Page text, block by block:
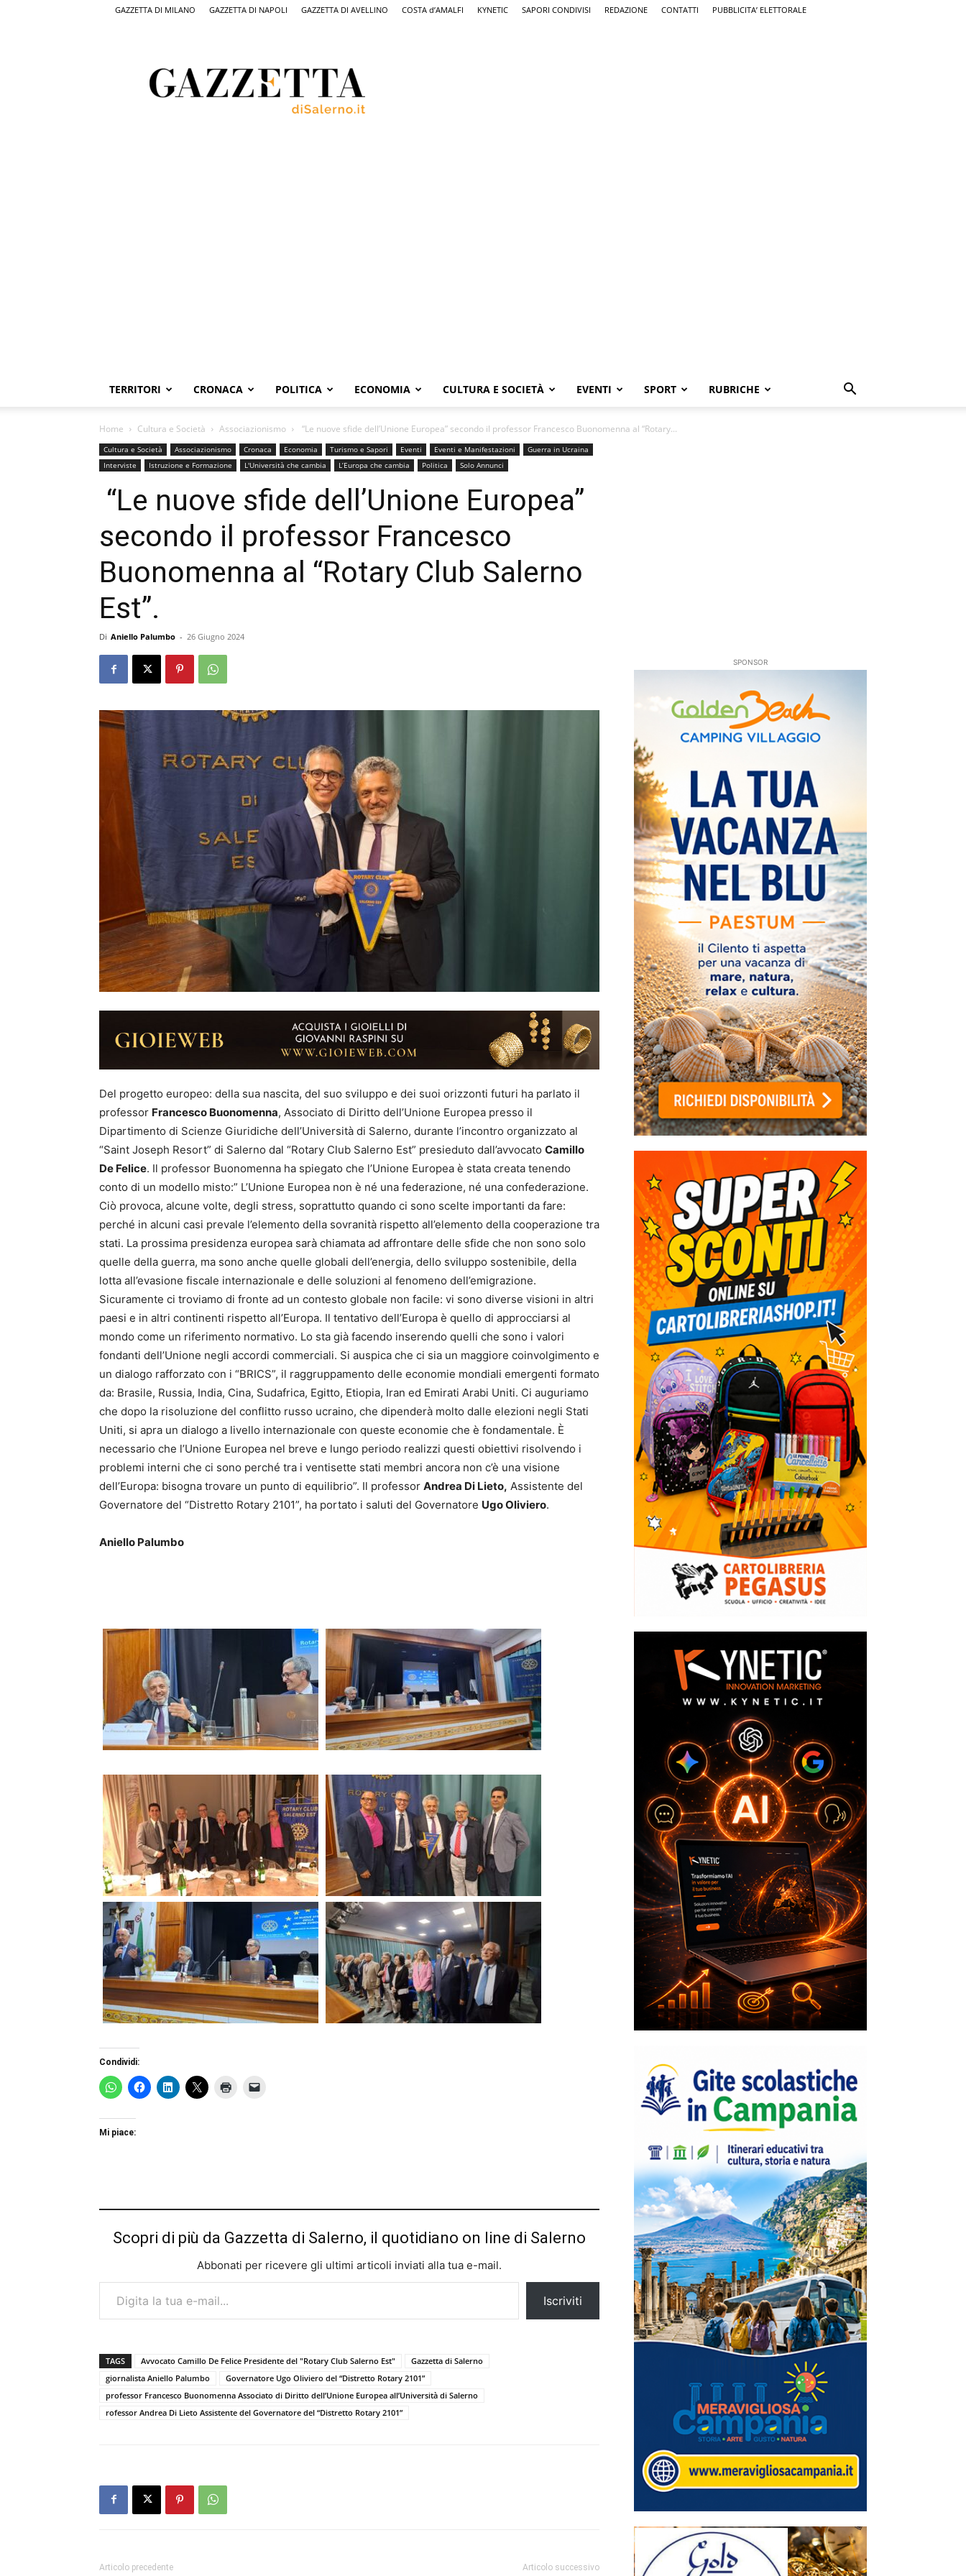
GAZZETTA DI MILANO GAZZETTA DI NAPOLI GAZZETTA DI AVELLINO COSTA d’AMALFI KYNETIC SAPORI CONDIVISI REDAZIONE CONTATTI PUBBLICITA’ ELETTORALE
Salerno,
il
quotidiano
TERRITORI CRONACA POLITICA ECONOMIA CULTURA E SOCIETÀ EVENTI SPORT RUBRICHE
Home Cultura e Società Associazionismo “Le nuove sfide dell’Unione Europea” secondo il professor Francesco Buonomenna al “Rotary...
Cultura e Società Associazionismo Cronaca Economia Turismo e Sapori Eventi Eventi e Manifestazioni
Guerra in Ucraina
Interviste
Istruzione e Formazione L'Università che cambia L’Europa che cambia Politica Solo Annunci
“Le nuove sfide dell’Unione Europea”
secondo il professor Francesco
Buonomenna al “Rotary Club Salerno
Est”.
Di Aniello Palumbo - 26 Giugno 2024
Del progetto europeo: della sua nascita, del suo sviluppo e dei suoi orizzonti futuri ha parlato il
professor Francesco Buonomenna, Associato di Diritto dell’Unione Europea presso il
Dipartimento di Scienze Giuridiche dell’Università di Salerno, durante l’incontro organizzato al
“Saint Joseph Resort” di Salerno dal “Rotary Club Salerno Est” presieduto dall’avvocato Camillo
De Felice. Il professor Buonomenna ha spiegato che l’Unione Europea è stata creata tenendo
conto di un modello misto:” L’Unione Europea non è né una federazione, né una confederazione.
Ciò provoca, alcune volte, degli stress, soprattutto quando ci sono scelte importanti da fare:
perché in alcuni casi prevale l’elemento della sovranità rispetto all’elemento della cooperazione tra
stati. La prossima presidenza europea sarà chiamata ad affrontare delle sfide che non sono solo
quelle della guerra, ma sono anche quelle globali dell’energia, dello sviluppo sostenibile, della
lotta all’evasione fiscale internazionale e delle soluzioni al fenomeno dell’emigrazione.
Sicuramente ci troviamo di fronte ad un contesto globale non facile: vi sono diverse visioni in altri
paesi e in altri continenti rispetto all’Europa. Il tentativo dell’Europa è quello di approcciarsi al
mondo come un riferimento normativo. Lo sta già facendo inserendo quelli che sono i valori
fondanti dell’Unione negli accordi commerciali. Si auspica che ci sia un maggiore coinvolgimento e
un dialogo rafforzato con i “BRICS”, il raggruppamento delle economie mondiali emergenti formato
da: Brasile, Russia, India, Cina, Sudafrica, Egitto, Etiopia, Iran ed Emirati Arabi Uniti. Ci auguriamo
che dopo la risoluzione del conflitto russo ucraino, che dipenderà molto dalle elezioni negli Stati
Uniti, si apra un dialogo a livello internazionale con queste economie che è fondamentale. È
necessario che l’Unione Europea nel breve e lungo periodo realizzi questi obiettivi risolvendo i
problemi interni che ci sono perché tra i ventisette stati membri ancora non c’è una visione
dell’Europa: bisogna trovare un punto di equilibrio”. Il professor Andrea Di Lieto, Assistente del
Governatore del “Distretto Rotary 2101”, ha portato i saluti del Governatore Ugo Oliviero.
Aniello Palumbo
Condividi:
Mi piace:
Scopri di più da Gazzetta di Salerno, il quotidiano on line di Salerno
Abbonati per ricevere gli ultimi articoli inviati alla tua e-mail.
Digita la tua e-mail...
Iscriviti
TAGS Avvocato Camillo De Felice Presidente del "Rotary Club Salerno Est"
Gazzetta di Salerno
giornalista Aniello Palumbo
Governatore Ugo Oliviero del “Distretto Rotary 2101”
professor Francesco Buonomenna Associato di Diritto dell’Unione Europea all’Università di Salerno
rofessor Andrea Di Lieto Assistente del Governatore del “Distretto Rotary 2101”
Articolo precedente Articolo successivo
SPONSOR